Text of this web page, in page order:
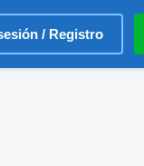
/ Registro